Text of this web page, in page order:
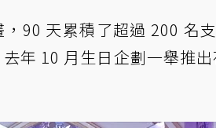
90 天累積了超過 200 名
年 10 月生日企劃一舉推